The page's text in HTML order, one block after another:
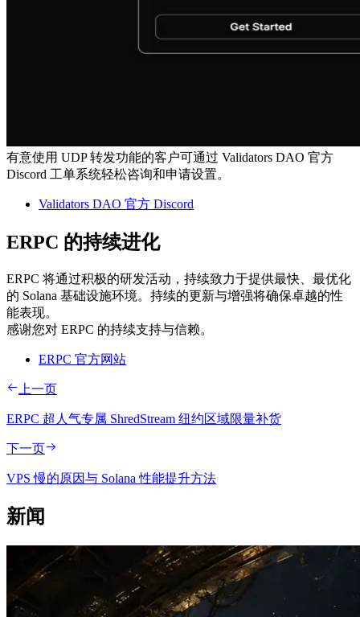
有意使用 UDP 转发功能的客户可通过 Validators DAO 官方
Discord 工单系统轻松咨询和申请设置。
Validators DAO 官方 Discord
ERPC 的持续进化
ERPC 将通过积极的研发活动，持续致力于提供最快、最优化
的 Solana 基础设施环境。持续的更新与增强将确保卓越的性
能表现。
感谢您对 ERPC 的持续支持与信赖。
ERPC 官方网站
上一页
ERPC 超人气专属 ShredStream 纽约区域限量补货
下一页
VPS 慢的原因与 Solana 性能提升方法
新闻